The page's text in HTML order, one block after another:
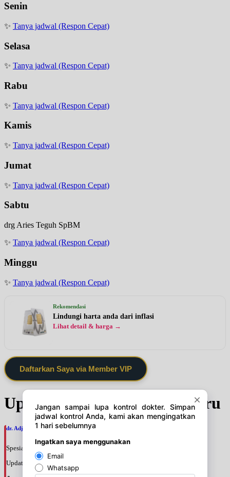
Senin
✨ Tanya jadwal (Respon Cepat)
Selasa
✨ Tanya jadwal (Respon Cepat)
Rabu
✨ Tanya jadwal (Respon Cepat)
Kamis
✨ Tanya jadwal (Respon Cepat)
Jumat
✨ Tanya jadwal (Respon Cepat)
Sabtu
drg Aries Teguh SpBM
✨ Tanya jadwal (Respon Cepat)
Minggu
✨ Tanya jadwal (Respon Cepat)
Rekomendasi
Lindungi harta anda dari inflasi
Lihat detail & harga →
Daftarkan Saya via Member VIP
Update Jadwal Dokter terbaru
dr. Adji Suprajitno, SpPD
Spesialis: Penyakit Dalam
Update terakhir: 2026-08-07 20:37:59